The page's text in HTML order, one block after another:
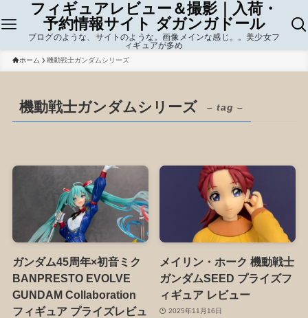
フィギュアレビュー＆撮影｜入荷・
予約情報サイト ダガンガドール
ブログのような、サイトのような。画像メインな感じ。。美少女フ
ィギュアが多め
ホーム 機動戦士ガンダムシリーズ
機動戦士ガンダムシリーズ – tag –
ガンダム45周年×初音ミク
BANPRESTO EVOLVE
GUNDAM Collaboration
フィギュア プライズレビュ
メイリン・ホーク 機動戦士
ガンダムSEED プライズフ
ィギュア レビュー
2025年11月16日